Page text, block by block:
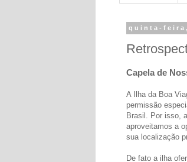
quinta-
Capela de
A Ilha da Boa
permissão
Brasil. Por isso,
aproveitamos a
sua localização
De fato a ilha